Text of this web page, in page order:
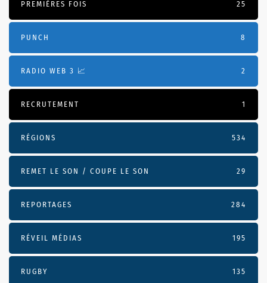
PREMIÈRES FOIS 25
PUNCH 8
RADIO WEB 3 📈 2
RECRUTEMENT 1
RÉGIONS 534
REMET LE SON / COUPE LE SON 29
REPORTAGES 284
RÉVEIL MÉDIAS 195
RUGBY 135